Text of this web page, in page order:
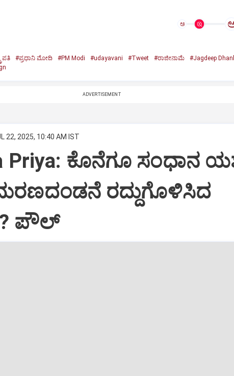
ಅ
#ಪ್ರಧಾನಿ ಮೋದಿ #PM Modi #udayavani #Tweet #ರಾಜೀನಾಮೆ
#Jagdeep
ADVERTISEMENT
22, 2025, 10:40 AM IST
Priya: ಕೊನೆಗೂ ಸಂಧಾನ
ರದ್ದುಗೊಳಿಸಿದ
ಪೌಲ್